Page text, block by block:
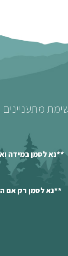
**נא לסמן במידה
**נא לסמן רק אם